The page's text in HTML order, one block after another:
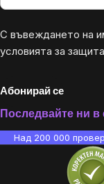
С въвеждането на
условията за
Абонирай се
Последвайте ни
Над 200 000